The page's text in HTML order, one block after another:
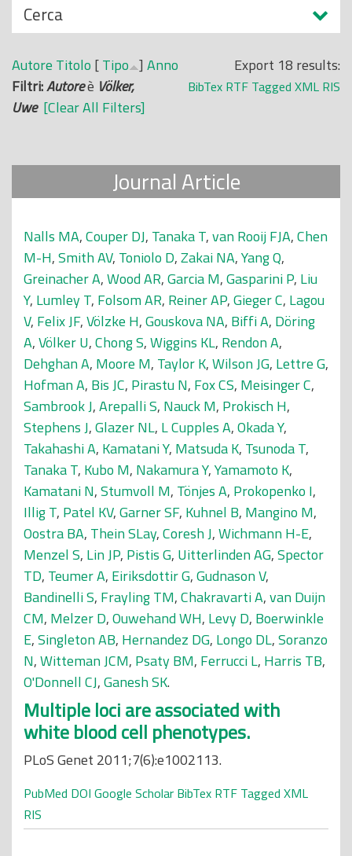
N
a
s
c
o
n
i
Cerca
Export 18 results:
BibTex RTF Tagged XML RIS
Autore Titolo [Tipo ] Anno
Filtri:Autoreè Völker,
Uwe [Clear All Filters]
Journal Article
Nalls MA,Couper DJ, Tanaka T,van Rooij FJA,Chen
M-H,Smith AV, Toniolo D,Zakai NA,Yang Q,
Greinacher A,Wood AR,Garcia M,Gasparini P, Liu
Y, Lumley T, Folsom AR, Reiner AP,Gieger C, Lagou
V, Felix JF,Völzke H,Gouskova NA, Biffi A, Döring
A,Völker U,Chong S,Wiggins KL, Rendon A,
Dehghan A, Moore M, Taylor K,Wilson JG, Lettre G,
Hofman A, Bis JC, Pirastu N, Fox CS, Meisinger C,
Sambrook J,Arepalli S, Nauck M, Prokisch H,
Stephens J,Glazer NL, L Cupples A,Okada Y,
Takahashi A, Kamatani Y, Matsuda K, Tsunoda T,
Tanaka T, Kubo M, Nakamura Y,Yamamoto K,
Kamatani N,Stumvoll M, Tönjes A, Prokopenko I,
Illig T, Patel KV,Garner SF, Kuhnel B, Mangino M,
Oostra BA, Thein SLay,Coresh J,Wichmann H-E,
Menzel S, Lin JP, Pistis G, Uitterlinden AG,Spector
TD, Teumer A, Eiriksdottir G,Gudnason V,
Bandinelli S, Frayling TM,Chakravarti A,van Duijn
CM, Melzer D,Ouwehand WH, Levy D, Boerwinkle
E,Singleton AB, Hernandez DG, Longo DL,Soranzo
N,Witteman JCM, Psaty BM, Ferrucci L, Harris TB,
O'Donnell CJ,Ganesh SK.
Multiple loci are associated with
white blood cell phenotypes.
PLoS Genet 2011;7(6):e1002113.
PubMed DOI Google Scholar BibTex RTF Tagged XML
RIS